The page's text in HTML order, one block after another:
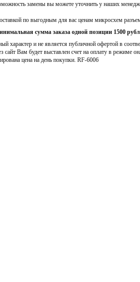
замены вы можете уточнить у наших
по выгодным для вас ценам микросхем
сумма заказа одной позиции 1500
характер и не является публичной офертой в
сайт Вам будет выставлен счет на оплату в режиме
цена на день покупки. RF-6006